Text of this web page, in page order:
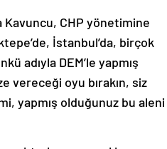
İstanbul’da, birçok
adıyla DEM’le yapmış
oyu bırakın, siz
yapmış olduğunuz bu aleni